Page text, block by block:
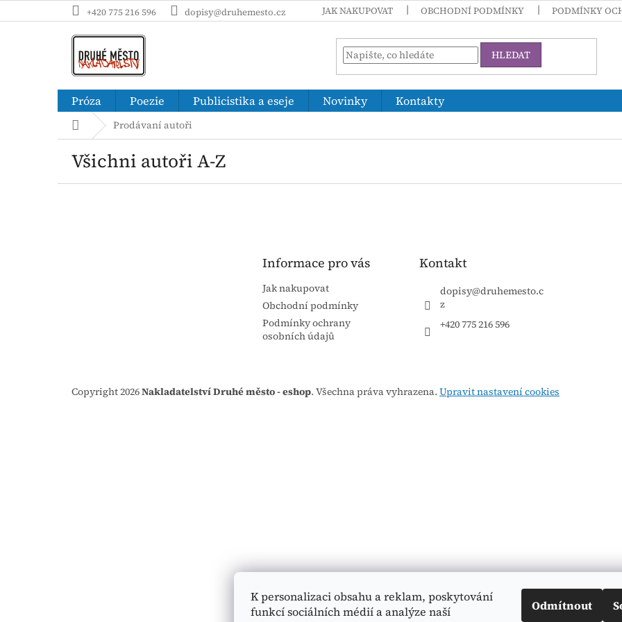
K personalizaci obsahu a reklam, poskytování
funkcí sociálních médií a analýze naší
Odmítnout
na
+420 775 216 596 dopisy@druhemesto.cz JAK NAKUPOVAT OBCHODNÍ PODMÍNKY PODMÍNKY
HLEDAT
Próza Poezie Publicistika a eseje Novinky Kontakty
Domů Prodávaní autoři
Všichni autoři A-Z
Informace pro vás
Jak nakupovat
Obchodní podmínky
Podmínky ochrany
osobních údajů
Kontakt
dopisy@druhemesto.c
z
+420 775 216 596
Copyright 2026Nakladatelství Druhé město - eshop. Všechna práva vyhrazena. Upravit nastavení cookies